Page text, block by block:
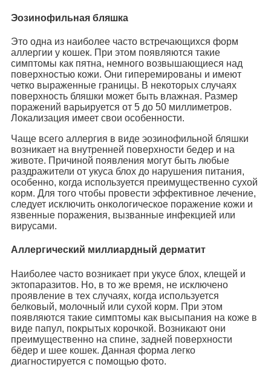
Эозинофильная бляшка
Это одна из наиболее часто встречающихся форм
аллергии у кошек. При этом появляются такие
симптомы как пятна, немного возвышающиеся над
поверхностью кожи. Они гиперемированы и имеют
четко выраженные границы. В некоторых случаях
поверхность бляшки может быть влажная. Размер
поражений варьируется от 5 до 50 миллиметров.
Локализация имеет свои особенности.
Чаще всего аллергия в виде эозинофильной бляшки
возникает на внутренней поверхности бедер и на
животе. Причиной появления могут быть любые
раздражители от укуса блох до нарушения питания,
особенно, когда используется преимущественно сухой
корм. Для того чтобы провести эффективное лечение,
следует исключить онкологическое поражение кожи и
язвенные поражения, вызванные инфекцией или
вирусами.
Аллергический миллиардный дерматит
Наиболее часто возникает при укусе блох, клещей и
эктопаразитов. Но, в то же время, не исключено
проявление в тех случаях, когда используется
белковый, молочный или сухой корм. При этом
появляются такие симптомы как высыпания на коже в
виде папул, покрытых корочкой. Возникают они
преимущественно на спине, задней поверхности
бёдер и шее кошек. Данная форма легко
диагностируется с помощью фото.